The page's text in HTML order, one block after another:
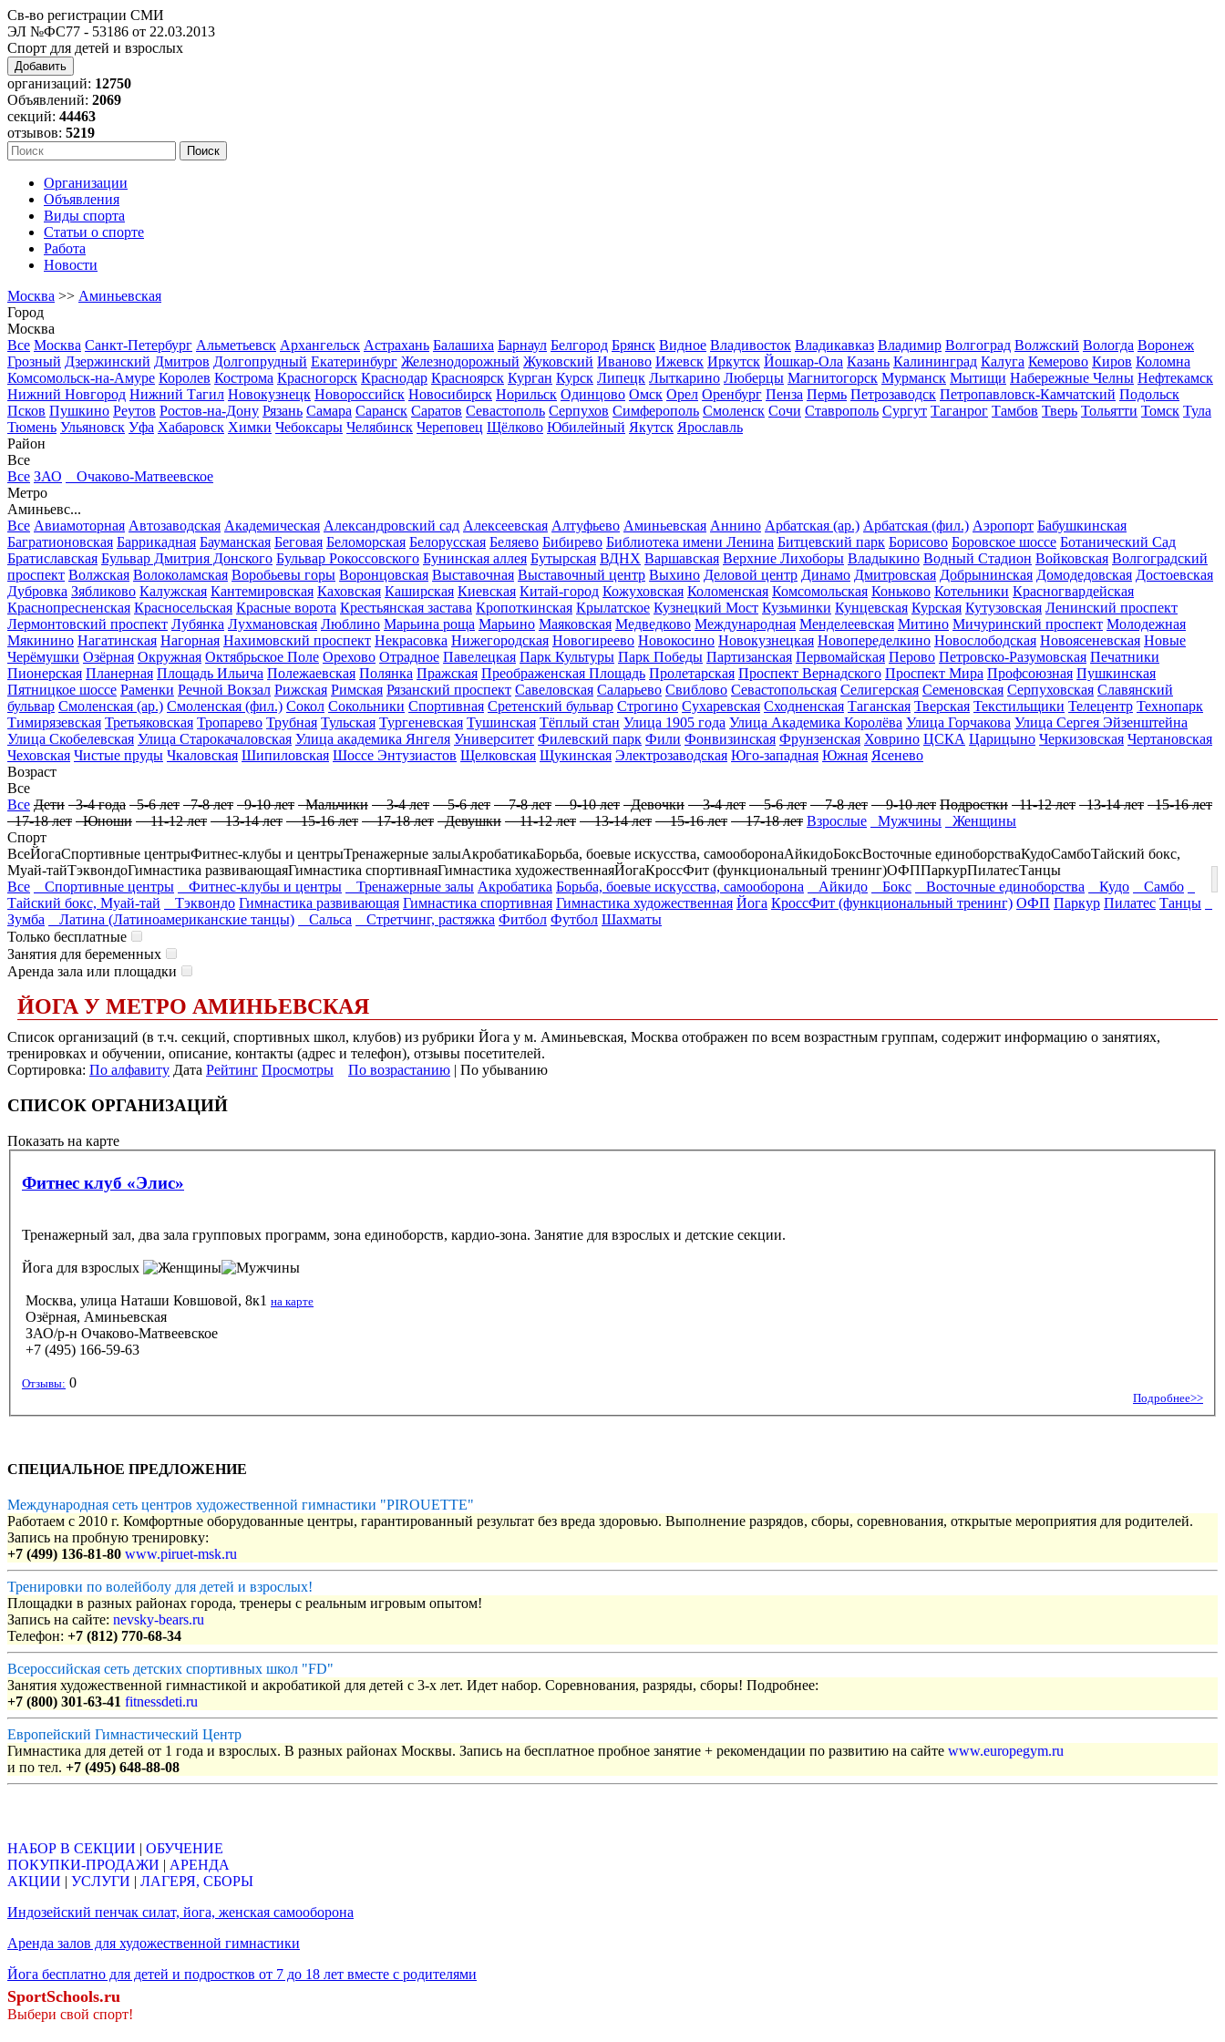
Св-во регистрации СМИ
ЭЛ №ФС77 - 53186 от 22.03.2013
Спорт для детей и взрослых
Добавить
организаций: 12750
Объявлений: 2069
секций: 44463
отзывов: 5219
Организации
Объявления
Виды спорта
Статьи о спорте
Работа
Новости
Москва >> Аминьевская
Город
Москва
Все Москва Санкт-Петербург Альметьевск Архангельск Астрахань Балашиха Барнаул Белгород Брянск Видное Владивосток Владикавказ Владимир Волгоград Волжский Вологда Воронеж
Грозный Дзержинский Дмитров Долгопрудный Екатеринбург Железнодорожный Жуковский Иваново Ижевск Иркутск Йошкар-Ола Казань Калининград Калуга Кемерово Киров Коломна
Комсомольск-на-Амуре Королев Кострома Красногорск Краснодар Красноярск Курган Курск Липецк Лыткарино Люберцы Магнитогорск Мурманск Мытищи Набережные Челны Нефтекамск
Нижний Новгород Нижний Тагил Новокузнецк Новороссийск Новосибирск Норильск Одинцово Омск Орел Оренбург Пенза Пермь Петрозаводск Петропавловск-Камчатский Подольск
Псков Пушкино Реутов Ростов-на-Дону Рязань Самара Саранск Саратов Севастополь Серпухов Симферополь Смоленск Сочи Ставрополь Сургут Таганрог Тамбов Тверь Тольятти Томск Тула
Тюмень Ульяновск Уфа Хабаровск Химки Чебоксары Челябинск Череповец Щёлково Юбилейный Якутск Ярославль
Район
Все
Все ЗАО
Очаково-Матвеевское
Метро
Аминьевс...
Все Авиамоторная Автозаводская Академическая Александровский сад Алексеевская Алтуфьево Аминьевская Аннино Арбатская (ар.) Арбатская (фил.) Аэропорт Бабушкинская
Багратионовская Баррикадная Бауманская Беговая Беломорская Белорусская Беляево Бибирево Библиотека имени Ленина Битцевский парк Борисово Боровское шоссе Ботанический Сад
Братиславская Бульвар Дмитрия Донского Бульвар Рокоссовского Бунинская аллея Бутырская ВДНХ Варшавская Верхние Лихоборы Владыкино Водный Стадион Войковская Волгоградский
проспект Волжская Волоколамская Воробьевы горы Воронцовская Выставочная Выставочный центр Выхино Деловой центр Динамо Дмитровская Добрынинская Домодедовская Достоевская
Дубровка Зябликово Калужская Кантемировская Каховская Каширская Киевская Китай-город Кожуховская Коломенская Комсомольская Коньково Котельники Красногвардейская
Краснопресненская Красносельская Красные ворота Крестьянская застава Кропоткинская Крылатское Кузнецкий Мост Кузьминки Кунцевская Курская Кутузовская Ленинский проспект
Лермонтовский проспект Лубянка Лухмановская Люблино Марьина роща Марьино Маяковская Медведково Международная Менделеевская Митино Мичуринский проспект Молодежная
Мякинино Нагатинская Нагорная Нахимовский проспект Некрасовка Нижегородская Новогиреево Новокосино Новокузнецкая Новопеределкино Новослободская Новоясеневская Новые
Черёмушки Озёрная Окружная Октябрьское Поле Орехово Отрадное Павелецкая Парк Культуры Парк Победы Партизанская Первомайская Перово Петровско-Разумовская Печатники
Пионерская Планерная Площадь Ильича Полежаевская Полянка Пражская Преображенская Площадь Пролетарская Проспект Вернадского Проспект Мира Профсоюзная Пушкинская
Пятницкое шоссе Раменки Речной Вокзал Рижская Римская Рязанский проспект Савеловская Саларьево Свиблово Севастопольская Селигерская Семеновская Серпуховская Славянский
бульвар Смоленская (ар.) Смоленская (фил.) Сокол Сокольники Спортивная Сретенский бульвар Строгино Сухаревская Сходненская Таганская Тверская Текстильщики Телецентр Технопарк
Тимирязевская Третьяковская Тропарево Трубная Тульская Тургеневская Тушинская Тёплый стан Улица 1905 года Улица Академика Королёва Улица Горчакова Улица Сергея Эйзенштейна
Улица Скобелевская Улица Старокачаловская Улица академика Янгеля Университет Филевский парк Фили Фонвизинская Фрунзенская Ховрино ЦСКА Царицыно Черкизовская Чертановская
Чеховская Чистые пруды Чкаловская Шипиловская Шоссе Энтузиастов Щелковская Щукинская Электрозаводская Юго-западная Южная Ясенево
Возраст
Все
Все Дети 3-4 года 5-6 лет 7-8 лет 9-10 лет Мальчики 3-4 лет 5-6 лет 7-8 лет 9-10 лет Девочки 3-4 лет 5-6 лет 7-8 лет 9-10 лет Подростки 11-12 лет 13-14 лет 15-16 лет
17-18 лет Юноши 11-12 лет 13-14 лет 15-16 лет 17-18 лет Девушки 11-12 лет 13-14 лет 15-16 лет 17-18 лет Взрослые Мужчины
Женщины
Спорт
ВсеЙогаСпортивные центрыФитнес-клубы и центрыТренажерные залыАкробатикаБорьба, боевые искусства, самооборонаАйкидоБоксВосточные единоборстваКудоСамбоТайский бокс,
Муай-тайТэквондоГимнастика развивающаяГимнастика спортивнаяГимнастика художественнаяЙогаКроссФит (функциональный тренинг)ОФППаркурПилатесТанцы
Все
Спортивные центры Фитнес-клубы и центры Тренажерные залы Акробатика Борьба, боевые искусства, самооборона Айкидо Бокс Восточные единоборства Кудо
Самбо
Тайский бокс, Муай-тай
Тэквондо Гимнастика развивающая Гимнастика спортивная Гимнастика художественная Йога КроссФит (функциональный тренинг) ОФП Паркур Пилатес Танцы
Зумба
Латина (Латиноамериканские танцы) Сальса Стретчинг, растяжка Фитбол Футбол Шахматы
Только бесплатные
Занятия для беременных
Аренда зала или площадки
ЙОГА У МЕТРО АМИНЬЕВСКАЯ
Список организаций (в т.ч. секций, спортивных школ, клубов) из рубрики Йога у м. Аминьевская, Москва отображен по всем возрастным группам, содержит информацию о занятиях,
тренировках и обучении, описание, контакты (адрес и телефон), отзывы посетителей.
Сортировка: По алфавиту Дата Рейтинг Просмотры По возрастанию | По убыванию
СПИСОК ОРГАНИЗАЦИЙ
Показать на карте
Фитнес клуб «Элис»
Тренажерный зал, два зала групповых программ, зона единоборств, кардио-зона. Занятие для взрослых и детские секции.
Йога для взрослых
Москва, улица Наташи Ковшовой, 8к1 на карте
Озёрная, Аминьевская
ЗАО/р-н Очаково-Матвеевское
+7 (495) 166-59-63
Отзывы: 0
Подробнее>>
СПЕЦИАЛЬНОЕ ПРЕДЛОЖЕНИЕ
Международная сеть центров художественной гимнастики "PIROUETTE"
Работаем с 2010 г. Комфортные оборудованные центры, гарантированный результат без вреда здоровью. Выполнение разрядов, сборы, соревнования, открытые мероприятия для родителей.
Запись на пробную тренировку:
+7 (499) 136-81-80 www.piruet-msk.ru
Тренировки по волейболу для детей и взрослых!
Площадки в разных районах города, тренеры с реальным игровым опытом!
Запись на сайте: nevsky-bears.ru
Телефон: +7 (812) 770-68-34
Всероссийская сеть детских спортивных школ "FD"
Занятия художественной гимнастикой и акробатикой для детей с 3-х лет. Идет набор. Соревнования, разряды, сборы! Подробнее:
+7 (800) 301-63-41 fitnessdeti.ru
Европейский Гимнастический Центр
Гимнастика для детей от 1 года и взрослых. В разных районах Москвы. Запись на бесплатное пробное занятие + рекомендации по развитию на сайте www.europegym.ru
и по тел. +7 (495) 648-88-08
НАБОР В СЕКЦИИ | ОБУЧЕНИЕ
ПОКУПКИ-ПРОДАЖИ | АРЕНДА
АКЦИИ | УСЛУГИ | ЛАГЕРЯ, СБОРЫ
Индозейский пенчак силат, йога, женская самооборона
Аренда залов для художественной гимнастики
Йога бесплатно для детей и подростков от 7 до 18 лет вместе с родителями
SportSchools.ru
Выбери свой спорт!